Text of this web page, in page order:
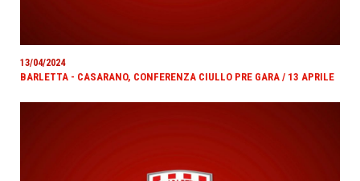
13/04/2024
BARLETTA - CASARANO, CONFERENZA CIULLO PRE GARA / 13 APRILE